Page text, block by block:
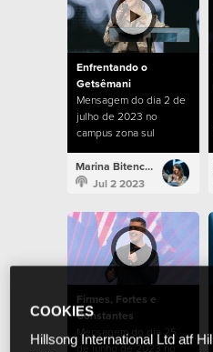
Enfrentando o
Getsêmani
Mensagem do dia 2 de
julho de 2023 no
campus zona sul
Marina Bitencourt
Jul 2 2023
Firmes, Fortes e
Constantes
Mensagem do dia 25
de junho de 2023 no
COOKIES
Hillsong International Ltd atf